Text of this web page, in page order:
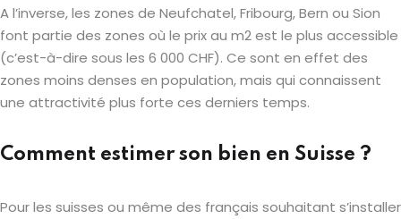
A l’inverse, les zones de Neufchatel, Fribourg, Bern ou Sion
font partie des zones où le prix au m2 est le plus accessible
(c’est-à-dire sous les 6 000 CHF). Ce sont en effet des
zones moins denses en population, mais qui connaissent
une attractivité plus forte ces derniers temps.
Comment estimer son bien en Suisse ?
Pour les suisses ou même des français souhaitant s’installer